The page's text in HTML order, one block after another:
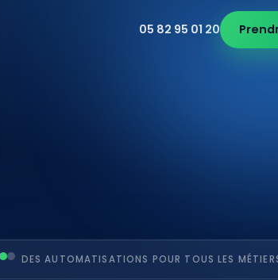
05 82 95 01 20
DES AUTOMATISATIONS POUR TOUS LES